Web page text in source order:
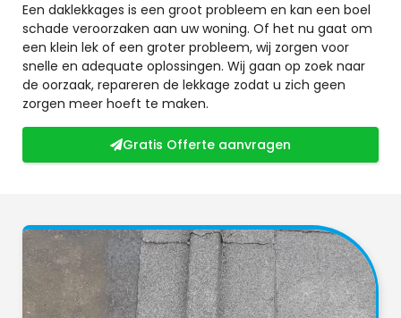
Een daklekkages is een groot probleem en kan een boel
schade veroorzaken aan uw woning. Of het nu gaat om
een klein lek of een groter probleem, wij zorgen voor
snelle en adequate oplossingen. Wij gaan op zoek naar
de oorzaak, repareren de lekkage zodat u zich geen
zorgen meer hoeft te maken.
Gratis Offerte aanvragen